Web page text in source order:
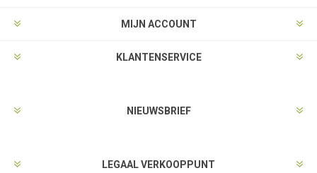
MIJN ACCOUNT
KLANTENSERVICE
NIEUWSBRIEF
LEGAAL VERKOOPPUNT